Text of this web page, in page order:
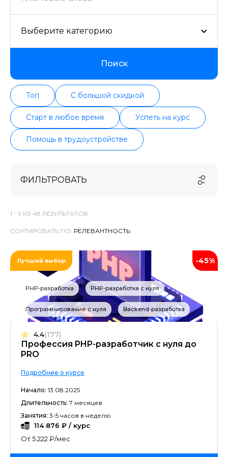
Выберите категорию
Поиск
Топ С большой скидкой
Старт в любое время Успеть на курс
Помощь в трудоустройстве
ФИЛЬТРОВАТЬ
1 - 9 ИЗ 48 РЕЗУЛЬТАТОВ
СОРТИРОВАТЬ ПО:
Лучший выбор -45%
PHP-разработка PHP-разработка с нуля
Программирование с нуля Backend-разработка
Профессия PHP-разработчик с нуля до
PRO
4.4(177)
Подробнее о курсе
Начало: 13.08.2025
Длительность: 7 месяцев
Занятия: 3-5 часов в неделю
114 876 ₽ / курс
От 5 222 ₽/мес